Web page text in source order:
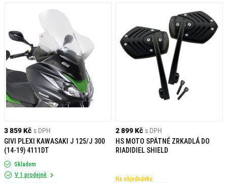
3 859 Kč s DPH
GIVI PLEXI KAWASAKI J 125/J 300
(14-19) 4111DT
Skladem
V 1 prodejně
2 899 Kč s DPH
HS MOTO SPÄTNÉ ZRKADLÁ DO
RIADIDIEL SHIELD
Na objednávku